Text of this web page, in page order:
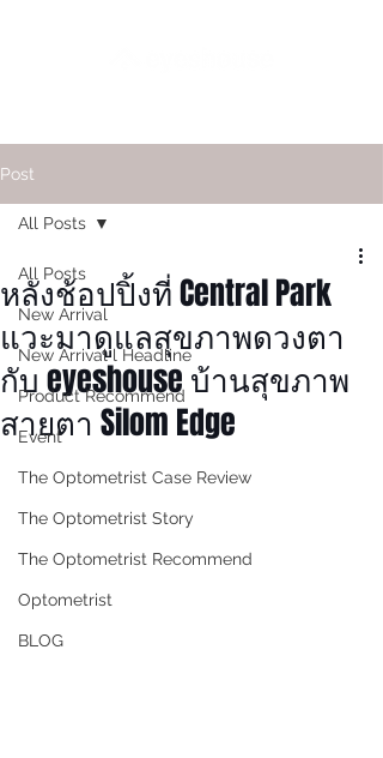
Post
All Posts
New Arrival
New Arrival l Headline
Product Recommend
Event
The Optometrist Case Review
The Optometrist Story
The Optometrist Recommend
Optometrist
BLOG
All Posts
หลังช้อปปิ้งที่ Central Park
แวะมาดูแลสุขภาพดวงตา
กับ eyeshouse บ้านสุขภาพ
สายตา Silom Edge